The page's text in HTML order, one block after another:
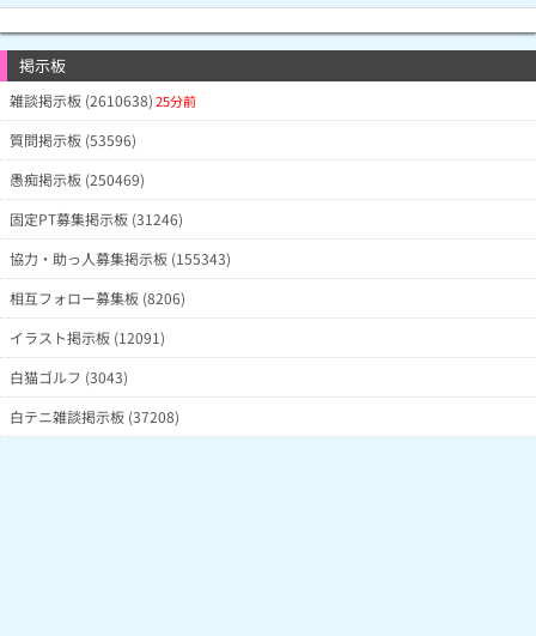
掲示板
雑談掲示板 (2610638)25分前
質問掲示板 (53596)
愚痴掲示板 (250469)
固定PT募集掲示板 (31246)
協力・助っ人募集掲示板 (155343)
相互フォロー募集板 (8206)
イラスト掲示板 (12091)
白猫ゴルフ (3043)
白テニ雑談掲示板 (37208)